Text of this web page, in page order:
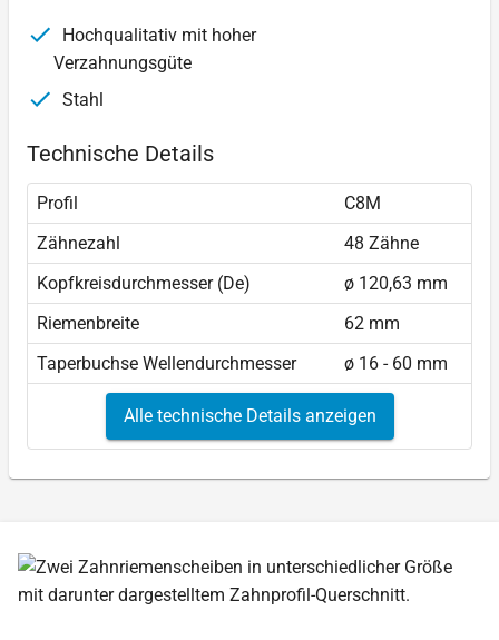
Hochqualitativ mit hoher
Verzahnungsgüte
Stahl
Technische Details
Profil
C8M
Zähnezahl
48 Zähne
Kopfkreisdurchmesser (De)
ø 120,63 mm
Riemenbreite
62 mm
Taperbuchse Wellendurchmesser
ø 16 - 60 mm
Alle technische Details anzeigen